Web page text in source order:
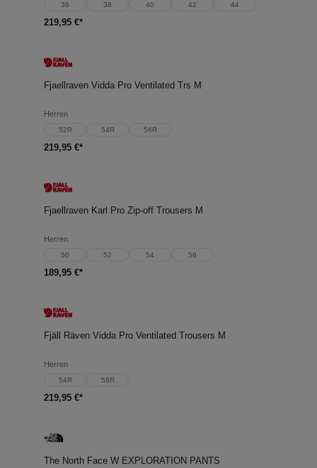
36 38 40 42 44
219,95 €*
Fjaellraven Vidda Pro Ventilated Trs M
Herren
52R 54R 56R
219,95 €*
Fjaellraven Karl Pro Zip-off Trousers M
Herren
50 52 54 56
189,95 €*
Fjäll Räven Vidda Pro Ventilated Trousers M
Herren
54R 58R
219,95 €*
The North Face W EXPLORATION PANTS